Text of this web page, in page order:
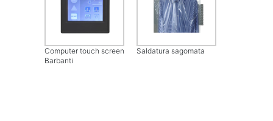
Computer touch screen
Barbanti
Saldatura sagomata